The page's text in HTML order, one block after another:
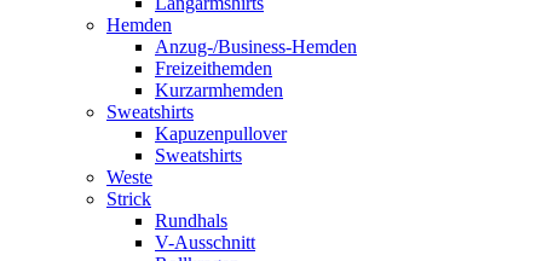
Hemden
Anzug-/Business-Hemden
Freizeithemden
Kurzarmhemden
Sweatshirts
Kapuzenpullover
Sweatshirts
Weste
Strick
Rundhals
V-Ausschnitt